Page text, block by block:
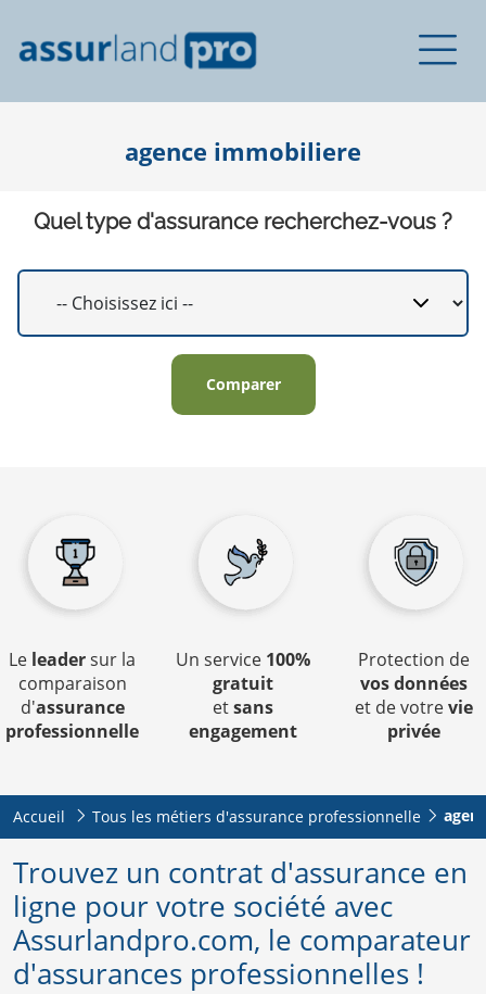
agence immobiliere
Quel type d'assurance recherchez-vous ?
Le leadersur la
comparaison
d'assurance
professionnelle
Un service 100%
gratuit
etsans
engagement
Protection de
vos données
et de votrevie
privée
Accueil Tous les métiers d'assurance professionnelle
Trouvez un contrat d'assurance en
ligne pour votre société avec
Assurlandpro.com, le comparateur
d'assurances professionnelles !